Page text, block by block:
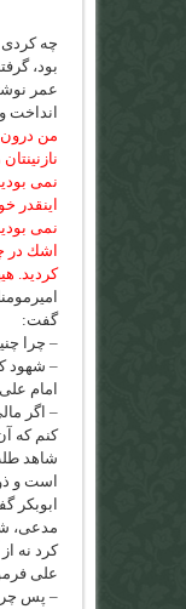
چه كردى
بود،
عمر
انداخت
من درون
نمى
اينقدر
نمى
اشك
كرديد.
گفت:
– چرا
– شهود
امام
– اگر
كنم كه
شاهد
است و
ابوبكر
مدعى،
كرد نه
على
– پس